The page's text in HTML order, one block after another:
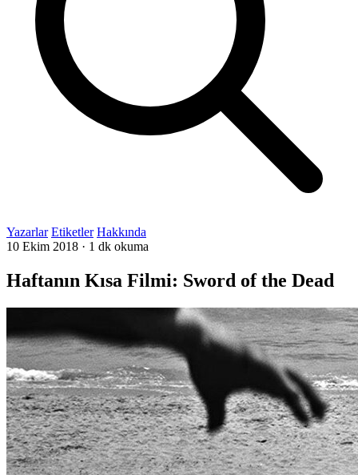
Yazarlar Etiketler Hakkında
10 Ekim 2018 · 1 dk okuma
Haftanın Kısa Filmi: Sword of the Dead